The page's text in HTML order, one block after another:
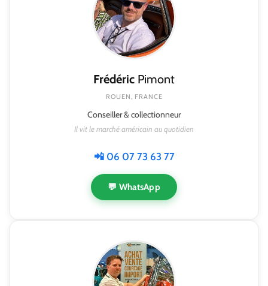
Frédéric Pimont
ROUEN, FRANCE
Conseiller & collectionneur
Il vit le marché américain au quotidien
📲 06 07 73 63 77
💬 WhatsApp